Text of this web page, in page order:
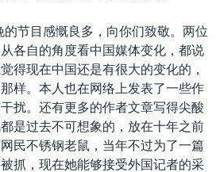
的节目感慨良多，向你们致敬。两位
各自的角度看中国媒体变化，都说
得现在中国还是有很大的变化的，
样。本人也在网络上发表了一些作
扰。还有更多的作者文章写得尖酸
是过去不可想象的，放在十年之前
民不锈钢老鼠，当年不过为了一篇
抓，现在她能够接受外国记者的采